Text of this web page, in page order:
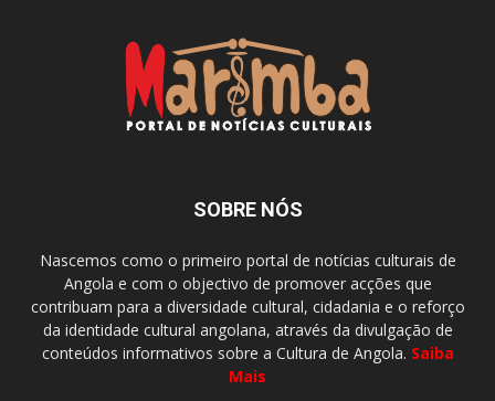
SOBRE NÓS
Nascemos como o primeiro portal de notícias culturais de
Angola e com o objectivo de promover acções que
contribuam para a diversidade cultural, cidadania e o reforço
da identidade cultural angolana, através da divulgação de
conteúdos informativos sobre a Cultura de Angola. Saiba
Mais